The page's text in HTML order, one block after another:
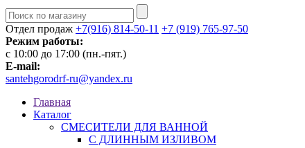
Отдел продаж +7(916) 814-50-11 +7 (919) 765-97-50
Режим работы:
c 10:00 до 17:00 (пн.-пят.)
E-mail:
santehgorodrf-ru@yandex.ru
Главная
Каталог
СМЕСИТЕЛИ ДЛЯ ВАННОЙ
С ДЛИННЫМ ИЗЛИВОМ